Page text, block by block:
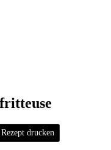
Rezept drucken